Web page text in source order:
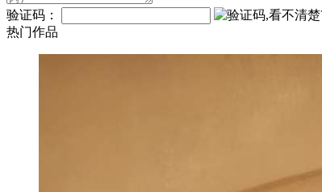
验证码：
热门作品